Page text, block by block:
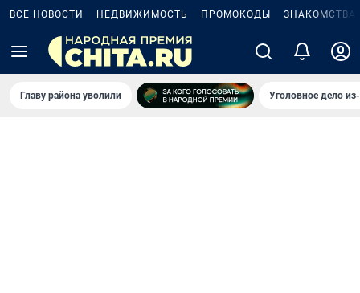
ВСЕ НОВОСТИ НЕДВИЖИМОСТЬ ПРОМОКОДЫ ЗНАКОМСТВА
Главу района уволили Уголовное дело